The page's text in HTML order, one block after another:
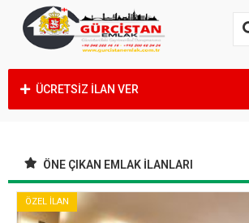
ÜCRETSİZ İLAN VER
ÖNE ÇIKAN EMLAK İLANLARI
ÖZEL İLAN